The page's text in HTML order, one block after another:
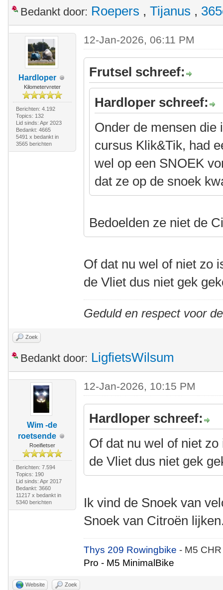
Bedankt door: Roepers , Tijanus ,
Hardloper
Kilometervreter
Berichten: 4.192
Topics: 132
Lid sinds: Apr 2023
Bedankt: 4665
5491 x bedankt in
3565 berichten
12-Jan-2026, 06:11 PM
Frutsel schreef:
Hardloper schreef:
Onder de mensen die
cursus Klik&Tik, had
wel op een SNOEK
dat ze op de snoek
Bedoelden ze niet de
Of dat nu wel of niet zo
de Vliet dus niet gek
Geduld en respect voor
Zoek
Bedankt door: LigfietsWilsum
Wim -de
roetsende
Roeifietser
Berichten: 7.594
Topics: 190
Lid sinds: Apr 2017
Bedankt: 3660
11217 x bedankt in
5340 berichten
12-Jan-2026, 10:15 PM
Hardloper schreef:
Of dat nu wel of niet
de Vliet dus niet gek
Ik vind de Snoek van
Snoek van Citroën
Thys 209 Rowingbike- M5
Pro - M5 MinimalBike
Website Zoek